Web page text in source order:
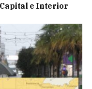
e Interior